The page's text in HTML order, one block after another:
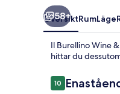
58+
ÖversiktRumLäge
Il Burellino Wine
hittar du
Recensioner
1010 av 10,